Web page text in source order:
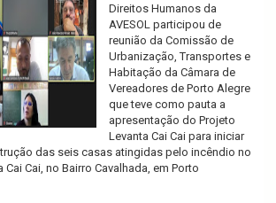
Direitos Humanos da
AVESOL participou de
reunião da Comissão de
Urbanização, Transportes e
Habitação da Câmara de
Vereadores de Porto Alegre
que teve como pauta a
apresentação do Projeto
Levanta Cai Cai para iniciar
das seis casas atingidas pelo incêndio no
Cai, no Bairro Cavalhada, em Porto